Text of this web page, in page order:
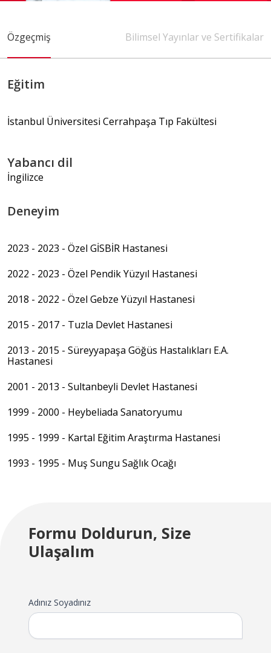
İletişim
Check Up Doğum Paketleri
0 (216) 397 5900
Özgeçmiş Bilimsel Yayınlar ve Sertifikalar
Eğitim
İstanbul Üniversitesi Cerrahpaşa Tıp Fakültesi
Yabancı dil
İngilizce
Deneyim
2023 - 2023 - Özel GİSBİR Hastanesi
2022 - 2023 - Özel Pendik Yüzyıl Hastanesi
2018 - 2022 - Özel Gebze Yüzyıl Hastanesi
2015 - 2017 - Tuzla Devlet Hastanesi
2013 - 2015 - Süreyyapaşa Göğüs Hastalıkları E.A.
Hastanesi
2001 - 2013 - Sultanbeyli Devlet Hastanesi
1999 - 2000 - Heybeliada Sanatoryumu
1995 - 1999 - Kartal Eğitim Araştırma Hastanesi
1993 - 1995 - Muş Sungu Sağlık Ocağı
Formu Doldurun, Size
Ulaşalım
Adınız Soyadınız